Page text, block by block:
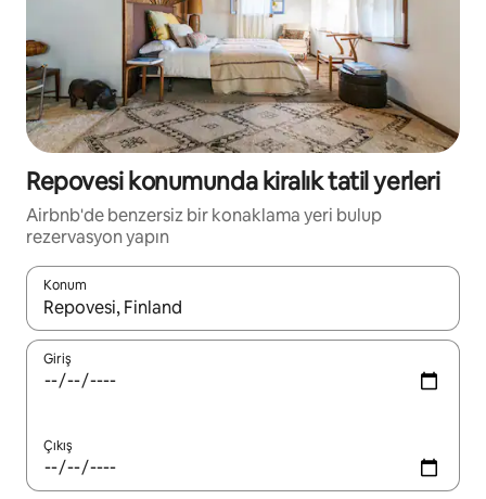
Repovesi konumunda kiralık tatil yerleri
Airbnb'de benzersiz bir konaklama yeri bulup
rezervasyon yapın
Konum
Sonuçlar kullanılabilir olduğunda yukarı ve aşağı oklarıyla
Giriş
Çıkış